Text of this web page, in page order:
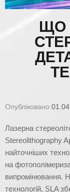
ЩО
Опубліковано
Лазерна
Stereolithography
найточніших
на
випромінювання.
технологій, SLA